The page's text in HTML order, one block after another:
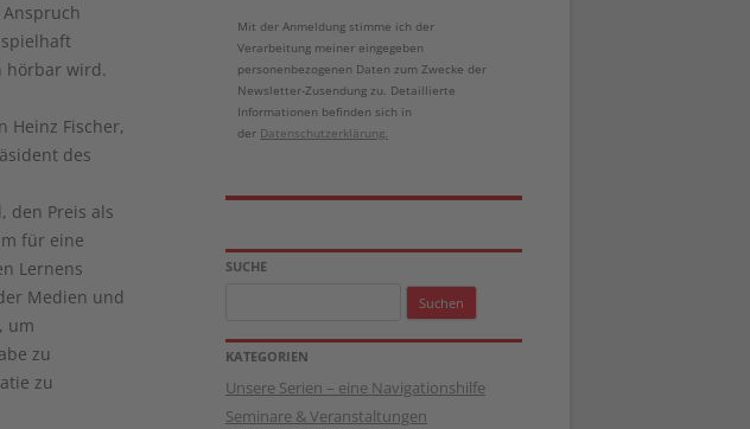
hörbar wird.
Heinz Fischer,
des
den Preis als
für eine
Lernens
Medien und
um
zu
zu
Mit der Anmeldung stimme ich der
Verarbeitung meiner eingegeben
personenbezogenen Daten zum Zwecke der
Newsletter-Zusendung zu. Detaillierte
Informationen befinden sich in
der Datenschutzerklärung.
SUCHE
KATEGORIEN
Unsere Serien – eine Navigationshilfe
Seminare & Veranstaltungen